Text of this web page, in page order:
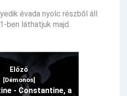
évada nyolc részből áll
ben láthatjuk majd.
Előző
[Démonos]
- Constantine, a